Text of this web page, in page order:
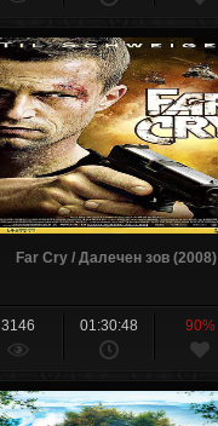
Far Cry / Далечен зов (2008)
3146 01:30:48 90%